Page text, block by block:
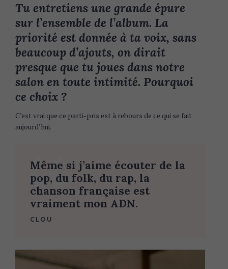
Tu entretiens une grande épure
sur l’ensemble de l’album. La
priorité est donnée à ta voix, sans
beaucoup d’ajouts, on dirait
presque que tu joues dans notre
salon en toute intimité. Pourquoi
ce choix ?
C’est vrai que ce parti-pris est à rebours de ce qui se fait
aujourd’hui.
Même si j’aime écouter de la
pop, du folk, du rap, la
chanson française est
vraiment mon ADN.
CLOU